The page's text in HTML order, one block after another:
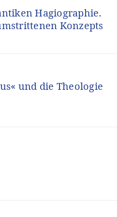
Hagiographie.
Konzepts
und die Theologie